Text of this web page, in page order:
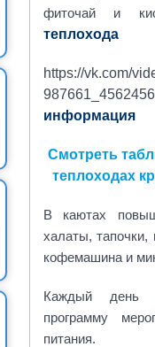
фиточай и
теплохода
https://vk.com/
информация
Смотреть
теплоходах
В каютах
халаты,
кофемашина и
Каждый день
программу
питания.